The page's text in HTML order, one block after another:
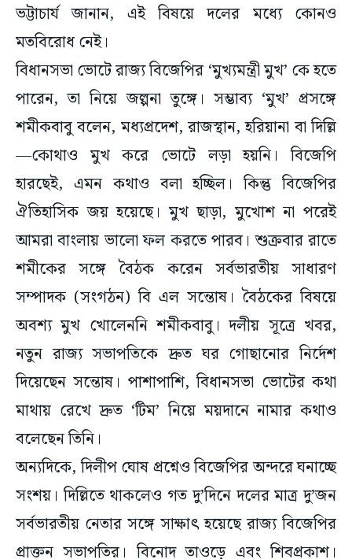
ভট্টাচার্য জানান, এই বিষয়ে দলের মধ্যে কোনও
মতবিরোধ নেই।
বিধানসভা ভোটে রাজ্য বিজেপির ‘মুখ্যমন্ত্রী মুখ’ কে হতে
পারেন, তা নিয়ে জল্পনা তুঙ্গে। সম্ভাব্য ‘মুখ’ প্রসঙ্গে
শমীকবাবু বলেন, মধ্যপ্রদেশ, রাজস্থান, হরিয়ানা বা দিল্লি
—কোথাও মুখ করে ভোটে লড়া হয়নি। বিজেপি
হারছেই, এমন কথাও বলা হচ্ছিল। কিন্তু বিজেপির
ঐতিহাসিক জয় হয়েছে। মুখ ছাড়া, মুখোশ না পরেই
আমরা বাংলায় ভালো ফল করতে পারব। শুক্রবার রাতে
শমীকের সঙ্গে বৈঠক করেন সর্বভারতীয় সাধারণ
সম্পাদক (সংগঠন) বি এল সন্তোষ। বৈঠকের বিষয়ে
অবশ্য মুখ খোলেননি শমীকবাবু। দলীয় সূত্রে খবর,
নতুন রাজ্য সভাপতিকে দ্রুত ঘর গোছানোর নির্দেশ
দিয়েছেন সন্তোষ। পাশাপাশি, বিধানসভা ভোটের কথা
মাথায় রেখে দ্রুত ‘টিম’ নিয়ে ময়দানে নামার কথাও
বলেছেন তিনি।
অন্যদিকে, দিলীপ ঘোষ প্রশ্নেও বিজেপির অন্দরে ঘনাচ্ছে
সংশয়। দিল্লিতে থাকলেও গত দু’দিনে দলের মাত্র দু’জন
সর্বভারতীয় নেতার সঙ্গে সাক্ষাৎ হয়েছে রাজ্য বিজেপির
প্রাক্তন সভাপতির। বিনোদ তাওড়ে এবং শিবপ্রকাশ।